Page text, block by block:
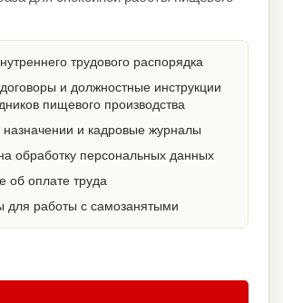
трудового распорядка
и должностные инструкции
пищевого производства
назначении и кадровые журналы
обработку персональных данных
об оплате труда
для работы с самозанятыми